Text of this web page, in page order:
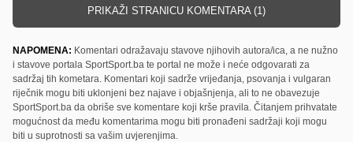
PRIKAŽI STRANICU KOMENTARA (1)
NAPOMENA: Komentari odražavaju stavove njihovih autora/ica, a ne nužno
i stavove portala SportSport.ba te portal ne može i neće odgovarati za
sadržaj tih kometara. Komentari koji sadrže vrijeđanja, psovanja i vulgaran
riječnik mogu biti uklonjeni bez najave i objašnjenja, ali to ne obavezuje
SportSport.ba da obriše sve komentare koji krše pravila. Čitanjem prihvatate
mogućnost da među komentarima mogu biti pronađeni sadržaji koji mogu
biti u suprotnosti sa vašim uvjerenjima.